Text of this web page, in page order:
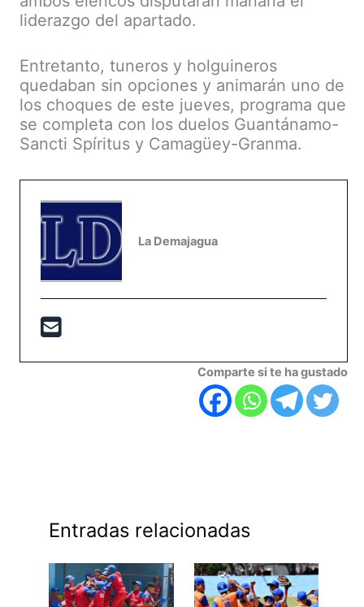
liderazgo del apartado.
Entretanto, tuneros y holguineros
quedaban sin opciones y animarán uno de
los choques de este jueves, programa que
se completa con los duelos Guantánamo-
Sancti Spíritus y Camagüey-Granma.
La Demajagua
Comparte si te ha gustado
Entradas relacionadas